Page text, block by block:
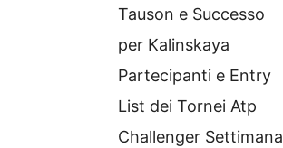
Tauson e Successo
per Kalinskaya
Partecipanti e Entry
List dei Tornei Atp
Challenger Settimana